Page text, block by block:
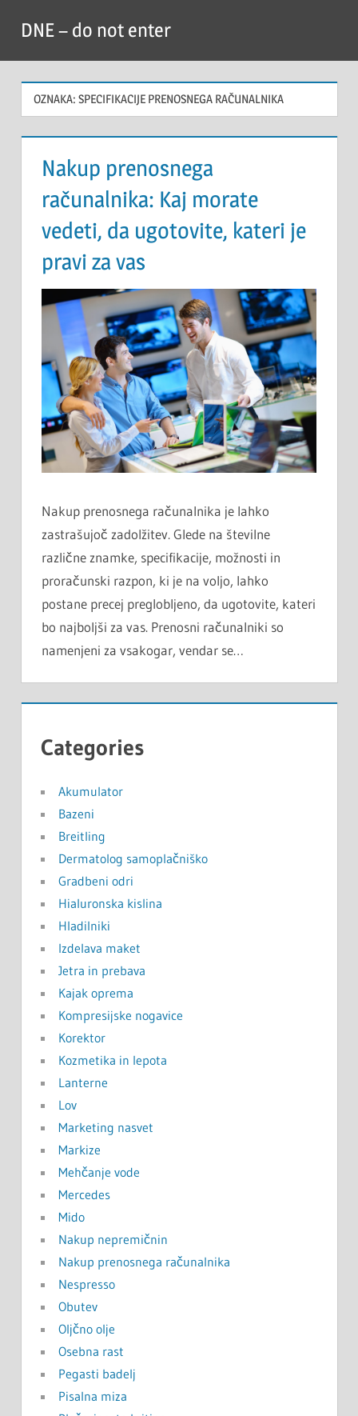
content
DNE – do not enter
OZNAKA: SPECIFIKACIJE PRENOSNEGA RAČUNALNIKA
Nakup prenosnega
računalnika: Kaj morate
vedeti, da ugotovite, kateri je
pravi za vas
Nakup prenosnega računalnika je lahko
zastrašujoč zadolžitev. Glede na številne
različne znamke, specifikacije, možnosti in
proračunski razpon, ki je na voljo, lahko
postane precej preglobljeno, da ugotovite, kateri
bo najboljši za vas. Prenosni računalniki so
namenjeni za vsakogar, vendar se…
Categories
Akumulator
Bazeni
Breitling
Dermatolog samoplačniško
Gradbeni odri
Hialuronska kislina
Hladilniki
Izdelava maket
Jetra in prebava
Kajak oprema
Kompresijske nogavice
Korektor
Kozmetika in lepota
Lanterne
Lov
Marketing nasvet
Markize
Mehčanje vode
Mercedes
Mido
Nakup nepremičnin
Nakup prenosnega računalnika
Nespresso
Obutev
Oljčno olje
Osebna rast
Pegasti badelj
Pisalna miza